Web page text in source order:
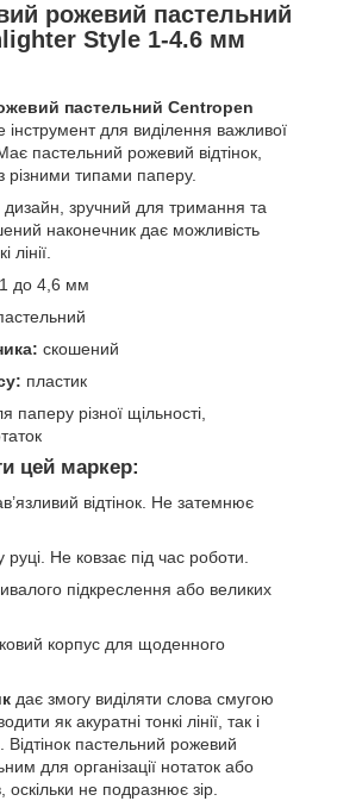
рожевий пастельний
Style 1-4.6 мм
пастельний Centropen
для виділення важливої
пастельний рожевий відтінок,
різними типами паперу.
зручний для тримання та
наконечник дає можливість
1 до 4,6 мм
скошений
пластик
паперу різної щільності,
цей маркер:
відтінок. Не затемнює
Не ковзає під час роботи.
підкреслення або великих
корпус для щоденного
дає змогу виділяти слова смугою
як акуратні тонкі лінії, так і
пастельний рожевий
для організації нотаток або
оскільки не подразнює зір.